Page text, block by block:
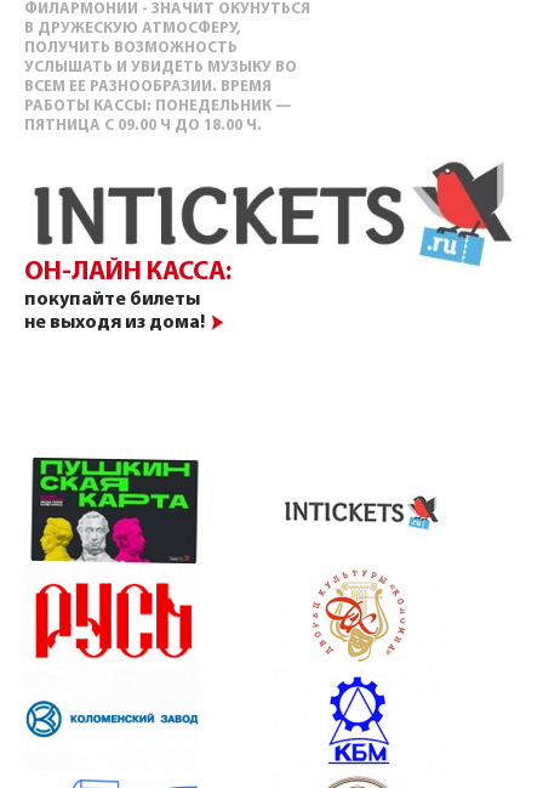
ФИЛАРМОНИИ - ЗНАЧИТ ОКУНУТЬСЯ
В ДРУЖЕСКУЮ АТМОСФЕРУ,
ПОЛУЧИТЬ ВОЗМОЖНОСТЬ
УСЛЫШАТЬ И УВИДЕТЬ МУЗЫКУ ВО
ВСЕМ ЕЕ РАЗНООБРАЗИИ. ВРЕМЯ
РАБОТЫ КАССЫ: ПОНЕДЕЛЬНИК —
ПЯТНИЦА С 09.00 Ч ДО 18.00 Ч.
ОН-ЛАЙН КАССА:
покупайте билеты
не выходя из дома!